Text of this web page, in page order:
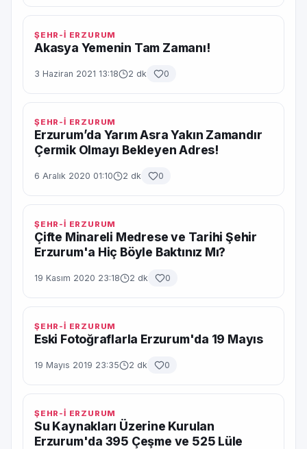
ŞEHR-İ ERZURUM
Akasya Yemenin Tam Zamanı!
3 Haziran 2021 13:18 2 dk 0
ŞEHR-İ ERZURUM
Erzurum’da Yarım Asra Yakın Zamandır
Çermik Olmayı Bekleyen Adres!
6 Aralık 2020 01:10 2 dk 0
ŞEHR-İ ERZURUM
Çifte Minareli Medrese ve Tarihi Şehir
Erzurum'a Hiç Böyle Baktınız Mı?
19 Kasım 2020 23:18 2 dk 0
ŞEHR-İ ERZURUM
Eski Fotoğraflarla Erzurum'da 19 Mayıs
19 Mayıs 2019 23:35 2 dk 0
ŞEHR-İ ERZURUM
Su Kaynakları Üzerine Kurulan
Erzurum'da 395 Çeşme ve 525 Lüle